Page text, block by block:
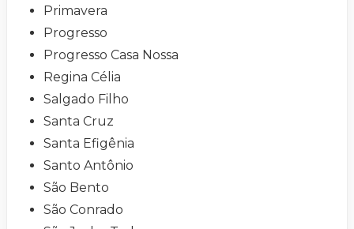
Primavera
Progresso
Progresso Casa Nossa
Regina Célia
Salgado Filho
Santa Cruz
Santa Efigênia
Santo Antônio
São Bento
São Conrado